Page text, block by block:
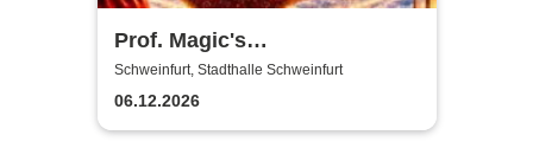
Prof. Magic's
Weihnachtswunder
Schweinfurt, Stadthalle Schweinfurt
06.12.2026